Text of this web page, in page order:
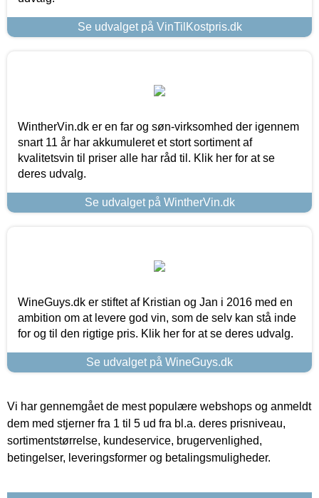
Se udvalget på VinTilKostpris.dk
WintherVin.dk er en far og søn-virksomhed der igennem
snart 11 år har akkumuleret et stort sortiment af
kvalitetsvin til priser alle har råd til. Klik her for at se
deres udvalg.
Se udvalget på WintherVin.dk
WineGuys.dk er stiftet af Kristian og Jan i 2016 med en
ambition om at levere god vin, som de selv kan stå inde
for og til den rigtige pris. Klik her for at se deres udvalg.
Se udvalget på WineGuys.dk
Vi har gennemgået de mest populære webshops og anmeldt
dem med stjerner fra 1 til 5 ud fra bl.a. deres prisniveau,
sortimentstørrelse, kundeservice, brugervenlighed,
betingelser, leveringsformer og betalingsmuligheder.